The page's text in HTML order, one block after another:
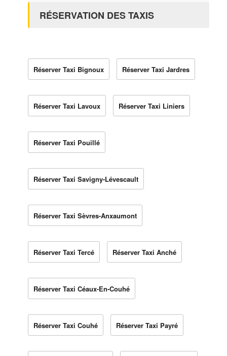
RÉSERVATION DES TAXIS
Réserver Taxi Bignoux Réserver Taxi Jardres
Réserver Taxi Lavoux Réserver Taxi Liniers
Réserver Taxi Pouillé
Réserver Taxi Savigny-Lévescault
Réserver Taxi Sèvres-Anxaumont
Réserver Taxi Tercé Réserver Taxi Anché
Réserver Taxi Céaux-En-Couhé
Réserver Taxi Couhé Réserver Taxi Payré